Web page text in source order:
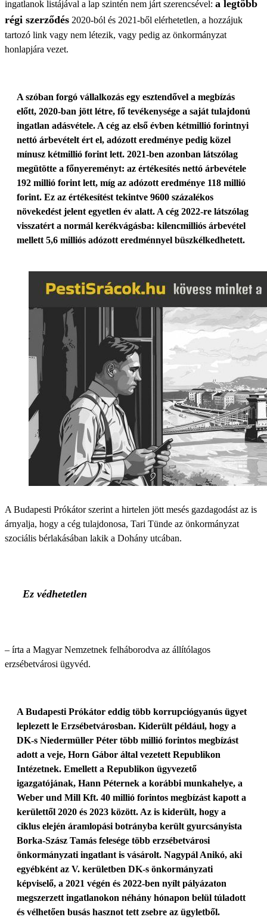
ingatlanok listájával a lap szintén nem járt szerencsével: a legtöbb
régi szerződés 2020-ból és 2021-ből elérhetetlen, a hozzájuk
tartozó link vagy nem létezik, vagy pedig az önkormányzat
honlapjára vezet.
A szóban forgó vállalkozás egy esztendővel a megbízás
előtt, 2020-ban jött létre, fő tevékenysége a saját tulajdonú
ingatlan adásvétele. A cég az első évben kétmillió forintnyi
nettó árbevételt ért el, adózott eredménye pedig közel
mínusz kétmillió forint lett. 2021-ben azonban látszólag
megütötte a főnyereményt: az értékesítés nettó árbevétele
192 millió forint lett, míg az adózott eredménye 118 millió
forint. Ez az értékesítést tekintve 9600 százalékos
növekedést jelent egyetlen év alatt. A cég 2022-re látszólag
visszatért a normál kerékvágásba: kilencmilliós árbevétel
mellett 5,6 milliós adózott eredménnyel büszkélkedhetett.
A Budapesti Prókátor szerint a hirtelen jött mesés gazdagodást az is
árnyalja, hogy a cég tulajdonosa, Tari Tünde az önkormányzat
szociális bérlakásában lakik a Dohány utcában.
Ez védhetetlen
– írta a Magyar Nemzetnek felháborodva az állítólagos
erzsébetvárosi ügyvéd.
A Budapesti Prókátor eddig több korrupciógyanús ügyet
leplezett le Erzsébetvárosban. Kiderült például, hogy a
DK-s Niedermüller Péter több millió forintos megbízást
adott a veje, Horn Gábor által vezetett Republikon
Intézetnek. Emellett a Republikon ügyvezető
igazgatójának, Hann Péternek a korábbi munkahelye, a
Weber und Mill Kft. 40 millió forintos megbízást kapott a
kerülettől 2020 és 2023 között. Az is kiderült, hogy a
ciklus elején áramlopási botrányba került gyurcsányista
Borka-Szász Tamás felesége több erzsébetvárosi
önkormányzati ingatlant is vásárolt. Nagypál Anikó, aki
egyébként az V. kerületben DK-s önkormányzati
képviselő, a 2021 végén és 2022-ben nyílt pályázaton
megszerzett ingatlanokon néhány hónapon belül túladott
és vélhetően busás hasznot tett zsebre az ügyletből.